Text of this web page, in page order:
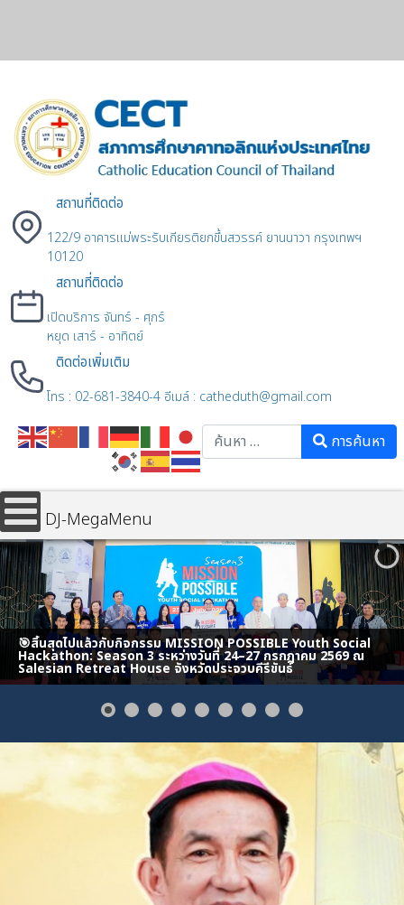
สถานที่ติดต่อ
122/9 อาคารแม่พระรับเกียรติยกขึ้นสวรรค์ ยานนาวา กรุงเทพฯ
10120
สถานที่ติดต่อ
เปิดบริการ จันทร์ - ศุกร์
หยุด เสาร์ - อาทิตย์
ติดต่อเพิ่มเติม
โทร : 02-681-3840-4 อีเมล์ : catheduth@gmail.com
Searchการค้นหา
DJ-MegaMenu